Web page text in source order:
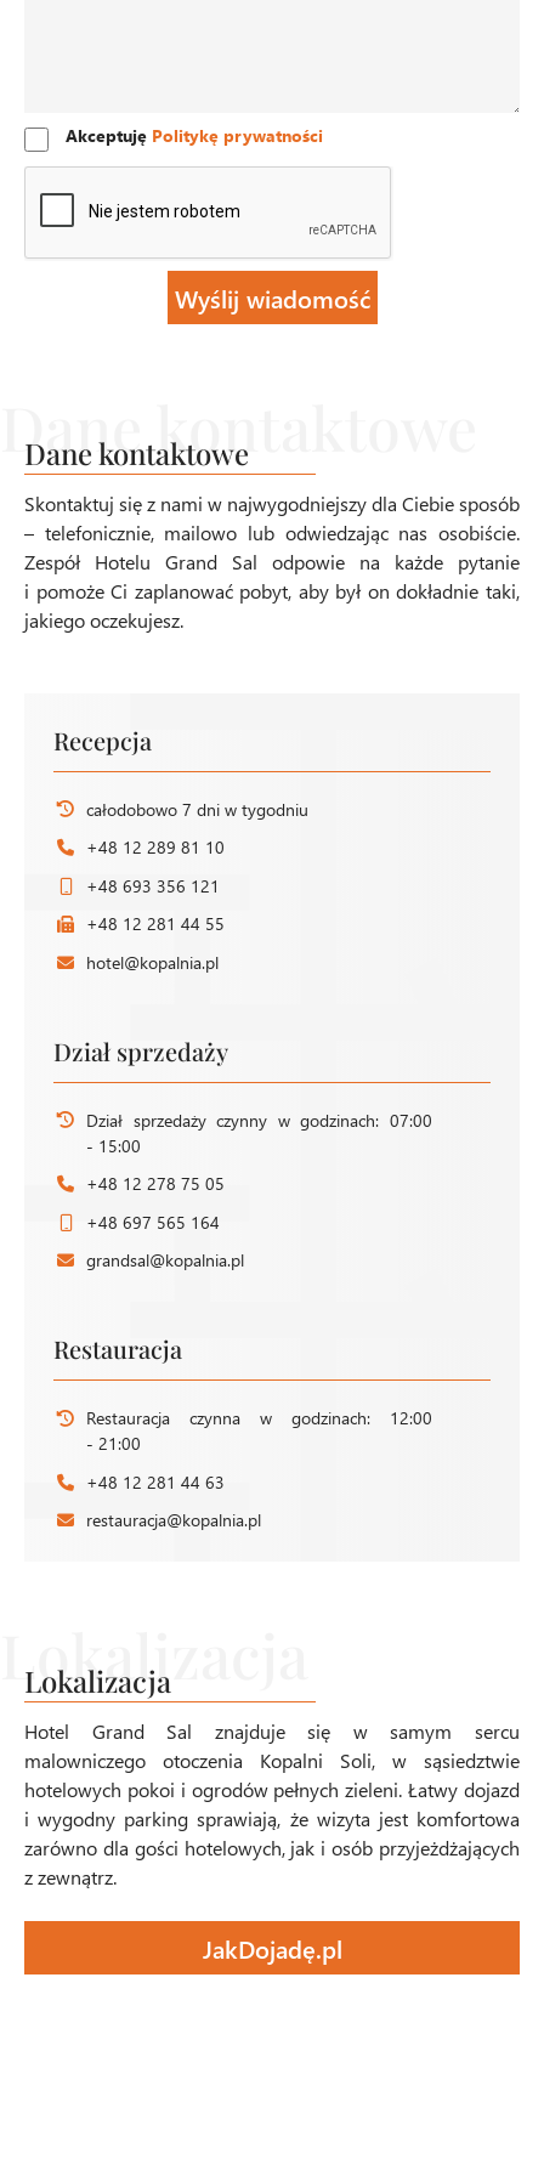
Akceptuję Politykę prywatności
Dane kontaktowe
Skontaktuj się z nami w najwygodniejszy dla Ciebie sposób
– telefonicznie, mailowo lub odwiedzając nas osobiście.
Zespół Hotelu Grand Sal odpowie na każde pytanie
i pomoże Ci zaplanować pobyt, aby był on dokładnie taki,
jakiego oczekujesz.
Recepcja
całodobowo 7 dni w tygodniu
+48 12 289 81 10
+48 693 356 121
+48 12 281 44 55
hotel@kopalnia.pl
Dział sprzedaży
Dział sprzedaży czynny w godzinach: 07:00
- 15:00
+48 12 278 75 05
+48 697 565 164
grandsal@kopalnia.pl
Restauracja
Restauracja czynna w godzinach: 12:00
- 21:00
+48 12 281 44 63
restauracja@kopalnia.pl
Lokalizacja
Hotel Grand Sal znajduje się w samym sercu
malowniczego otoczenia Kopalni Soli, w sąsiedztwie
hotelowych pokoi i ogrodów pełnych zieleni. Łatwy dojazd
i wygodny parking sprawiają, że wizyta jest komfortowa
zarówno dla gości hotelowych, jak i osób przyjeżdżających
z zewnątrz.
JakDojadę.pl